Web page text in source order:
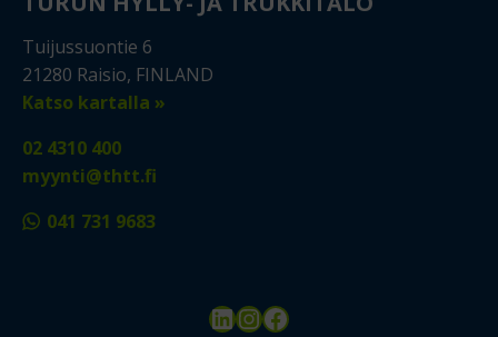
Tuijussuontie 6
21280 Raisio, FINLAND
Katso kartalla »
02 4310 400
myynti@thtt.fi
041 731 9683
LinkedIn
Instagram
Facebook